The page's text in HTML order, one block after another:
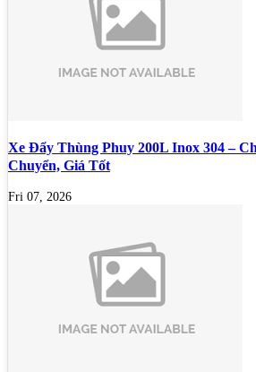
Xe Đẩy Thùng Phuy 200L Inox 304 –
Chuyển, Giá Tốt
Fri 07, 2026